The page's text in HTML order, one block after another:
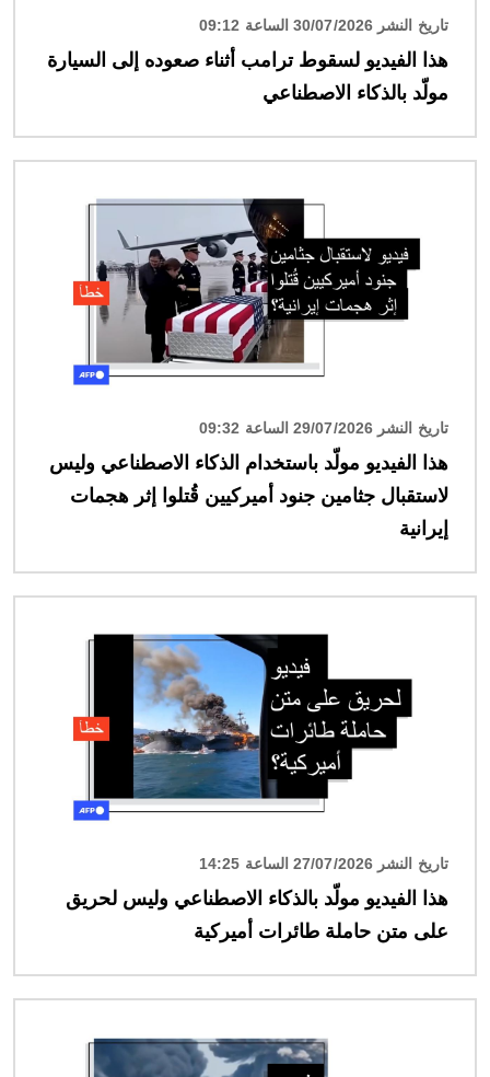
تاريخ النشر 30/07/2026 الساعة 09:12
هذا الفيديو لسقوط ترامب أثناء صعوده إلى السيارة
مولّد بالذكاء الاصطناعي
تاريخ النشر 29/07/2026 الساعة 09:32
هذا الفيديو مولّد باستخدام الذكاء الاصطناعي وليس
لاستقبال جثامين جنود أميركيين قُتلوا إثر هجمات
إيرانية
تاريخ النشر 27/07/2026 الساعة 14:25
هذا الفيديو مولّد بالذكاء الاصطناعي وليس لحريق
على متن حاملة طائرات أميركية